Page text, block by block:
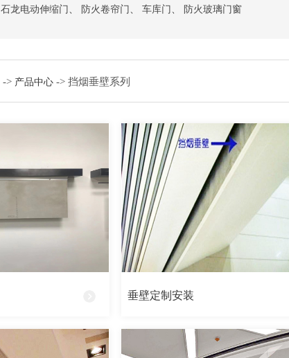
石龙电动伸缩门 、 防火卷帘门 、 车库门 、 防火玻璃门窗
-> 产品中心 -> 挡烟垂壁系列
垂壁定制安装